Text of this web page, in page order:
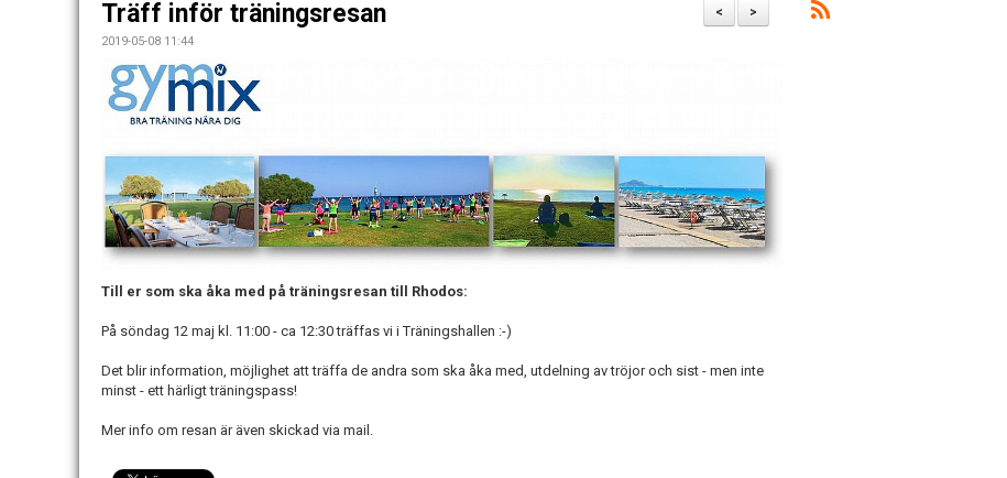
>
<
Träff inför träningsresan
2019-05-08 11:44
Till er som ska åka med på träningsresan till Rhodos:
På söndag 12 maj kl. 11:00 - ca 12:30 träffas vi i Träningshallen :-)
Det blir information, möjlighet att träffa de andra som ska åka med, utdelning av tröjor och sist - men inte
minst - ett härligt träningspass!
Mer info om resan är även skickad via mail.